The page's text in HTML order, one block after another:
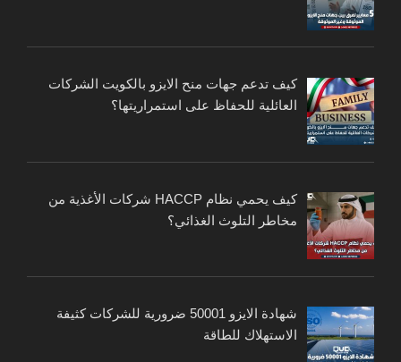
كيف تدعم جهات منح الايزو بالكويت الشركات
العائلية للحفاظ على استمراريتها؟
كيف يحمي نظام HACCP شركات الأغذية من
مخاطر التلوث الغذائي؟
شهادة الايزو 50001 ضرورية للشركات كثيفة
الاستهلاك للطاقة